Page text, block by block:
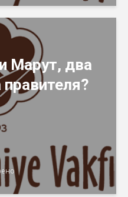
Марут, два
правителя?